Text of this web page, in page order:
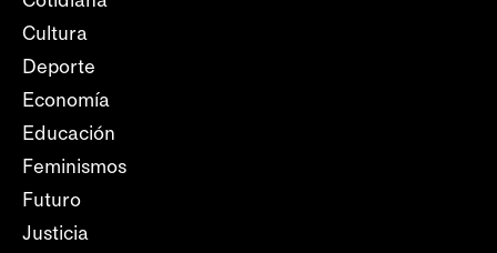
Cultura
Deporte
Economía
Educación
Feminismos
Futuro
Justicia